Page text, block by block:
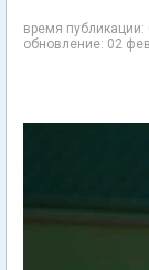
время
обновление: 02